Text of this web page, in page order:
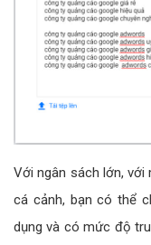
Với ngân sách lớn, với
cá cảnh, bạn có thể
dụng và có mức độ